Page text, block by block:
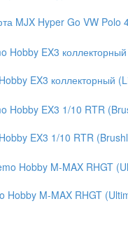
MJX Hyper Go VW Polo
EX3 коллекторный
EX3 1/10 RTR
M-MAX RHGT